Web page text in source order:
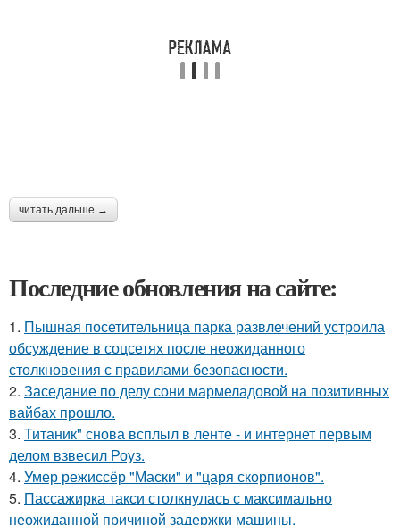
читать дальше →
Последние обновления на сайте:
1. Пышная посетительница парка развлечений устроила
обсуждение в соцсетях после неожиданного
столкновения с правилами безопасности.
2. Заседание по делу сони мармеладовой на позитивных
вайбах прошло.
3. Титаник" снова всплыл в ленте - и интернет первым
делом взвесил Роуз.
4. Умер режиссёр "Маски" и "царя скорпионов".
5. Пассажирка такси столкнулась с максимально
неожиданной причиной задержки машины.